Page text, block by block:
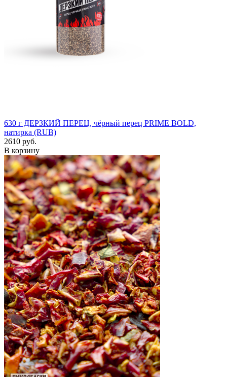
630 г ДЕРЗКИЙ ПЕРЕЦ, чёрный перец PRIME BOLD,
натирка (RUB)
2610 руб.
В корзину